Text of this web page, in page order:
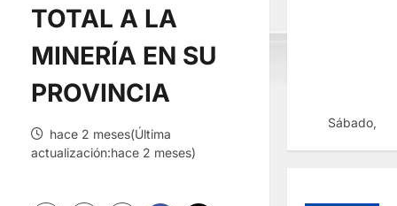
TOTAL A LA
MINERÍA EN SU
PROVINCIA
hace 2 meses(Última
actualización:hace 2 meses)
Sábado,